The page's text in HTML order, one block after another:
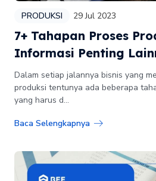
PRODUKSI 29 Jul 2023
7+ Tahapan Proses
Informasi Penting
Dalam setiap jalannya bisnis yang
produksi tentunya ada beberapa
yang harus d...
Baca Selengkapnya